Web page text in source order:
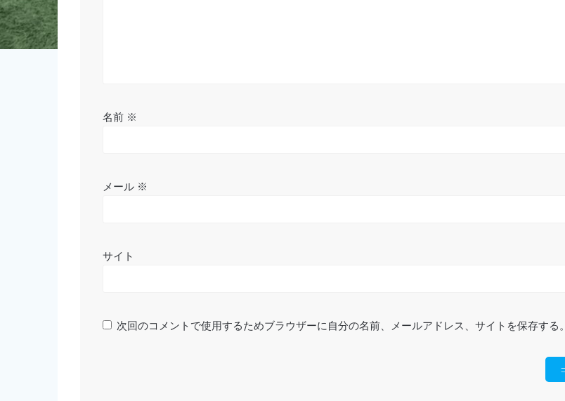
名前 ※
メール ※
サイト
次回のコメントで使用するためブラウザーに自分の名前、メールアドレス、サイトを保存する。